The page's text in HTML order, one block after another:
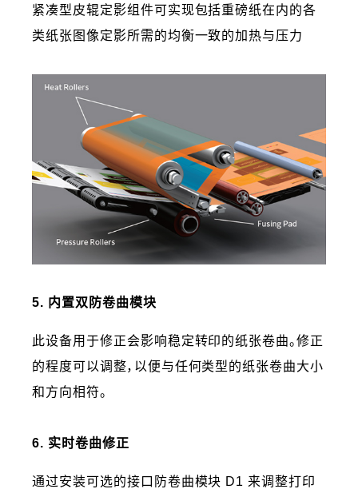
紧凑型皮辊定影组件可实现包括重磅纸在内的各
类纸张图像定影所需的均衡一致的加热与压力
5. 内置双防卷曲模块
此设备用于修正会影响稳定转印的纸张卷曲。修正
的程度可以调整，以便与任何类型的纸张卷曲大小
和方向相符。
6. 实时卷曲修正
通过安装可选的接口防卷曲模块 D1 来调整打印